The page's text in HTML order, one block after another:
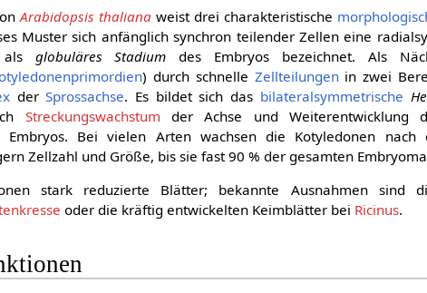
Arabidopsis thaliana weist drei charakteristische
Muster sich anfänglich synchron teilender Zellen eine
globuläres Stadium des Embryos bezeichnet. Als
) durch schnelle Zellteilungenin zwei
derSprossachse. Es bildet sich das bilateralsymmetrische
Streckungswachstum der Achse und Weiterentwicklung
Embryos. Bei vielen Arten wachsen die Kotyledonen nach
Zellzahl und Größe, bis sie fast 90 % der gesamten
stark reduzierte Blätter; bekannte Ausnahmen sind
oder die kräftig entwickelten Keimblätter bei Ricinus.